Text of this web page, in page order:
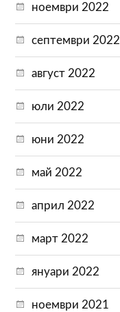
ноември 2022
септември 2022
август 2022
юли 2022
юни 2022
май 2022
април 2022
март 2022
януари 2022
ноември 2021